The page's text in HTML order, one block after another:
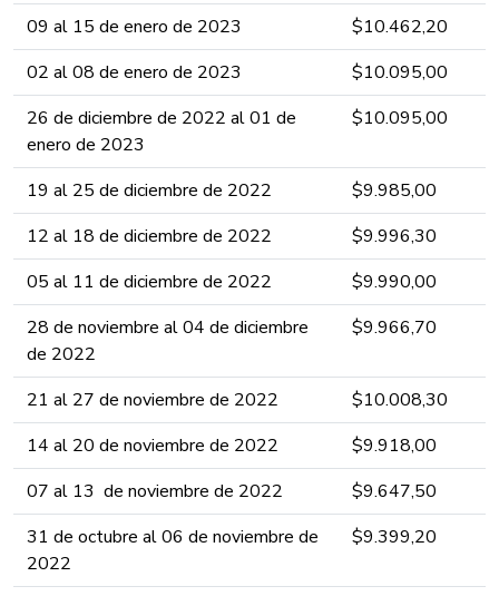
09 al 15 de enero ​​​​de 2023 ​​​​​​​​
​$10.462,2​0​​​​​​​​​​​
02 al 08 de enero ​​​​de 2023 ​​​​​​​​
​$10.095,0​0​​​​​​​​​​​
26 de diciembre de 2022 al 01 de
enero ​​​​de 2023 ​​​​​​​​
​$10.095,0​0​​​​​​​​​​​
19 al 25 de diciembre ​​​​de 2022 ​​​​​​​​
​$9.985,0​0​​​​​​​​​​​
12 al 18 de diciembre ​​​​de 2022 ​​​​​​​​
​$9.996,3​0​​​​​​​​​​​
05 al 11 de diciembre ​​​​de 2022 ​​​​​​​​
​$9.990,00​​​​​​​​​​​
28 de noviembre al 04 de diciembre ​​​​
de 2022 ​​​​​​​​
​$9.966,70​​​​​​​​​​​
21 al 27 de noviembre ​​​​de 2022 ​​​​​​​​
​$10.008,​30​​​​​​​​​​​
14 al 20 de noviembre ​​​​de 2022 ​​​​​​​​
​$9.918,0​​​​0​​​​​​​​​​​
07 al 13 de noviembre ​​​​de 2022 ​​​​​​​​
​$9.647,5​​​​0​​​​​​​​​​​
31 de octubre al 06 de noviembre ​​​​de
2022 ​​​​​​​​
​$9.399,2​0​​​​​​​​​​​